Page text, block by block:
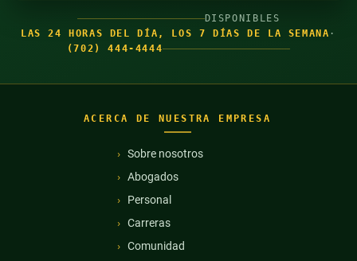
DISPONIBLES
LAS 24 HORAS DEL DÍA, LOS 7 DÍAS DE LA SEMANA ·
(702) 444-4444
ACERCA DE NUESTRA EMPRESA
Sobre nosotros
Abogados
Personal
Carreras
Comunidad